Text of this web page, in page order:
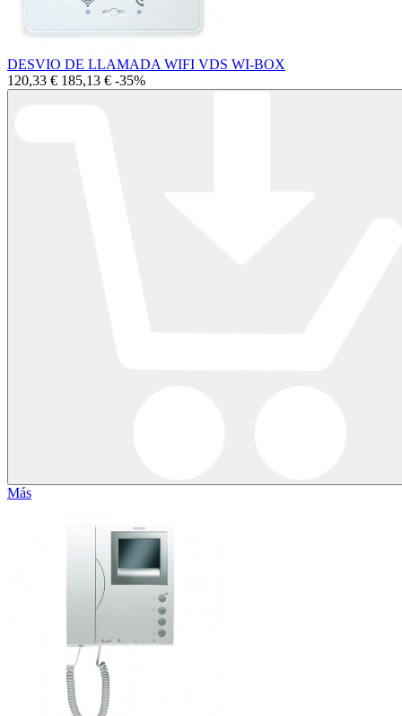
DESVIO DE LLAMADA WIFI VDS WI-BOX
120,33 € 185,13 € -35%
Más